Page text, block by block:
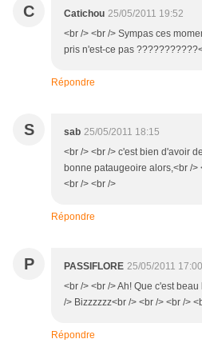
C Catichou 25/05/2011 19:52
<br /> <br /> Sympas ces
pris n'est-ce pas
Répondre
S sab 25/05/2011 18:15
<br /> <br /> c'est bien d'avoir
bonne pataugeoire alors,<br />
<br /> <br />
Répondre
P PASSIFLORE 25/05/2011 17:00
<br /> <br /> Ah! Que c'est
/> Bizzzzzz<br /> <br /> <br />
Répondre